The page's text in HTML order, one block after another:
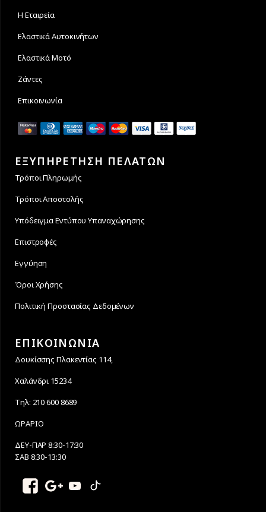
Η Εταιρεία
Ελαστικά Αυτοκινήτων
Ελαστικά Μοτό
Ζάντες
Επικοινωνία
ΕΞΥΠΗΡΕΤΗΣΗ ΠΕΛΑΤΩΝ
Τρόποι Πληρωμής
Τρόποι Αποστολής
Υπόδειγμα Εντύπου Υπαναχώρησης
Επιστροφές
Εγγύηση
Όροι Χρήσης
Πολιτική Προστασίας Δεδομένων
ΕΠΙΚΟΙΝΩΝΙΑ
Δουκίσσης Πλακεντίας 114,
Χαλάνδρι 15234
Τηλ: 210 600 8689
ΩΡΑΡΙΟ
ΔΕΥ-ΠΑΡ 8:30-17:30
ΣΑΒ 8:30-13:30